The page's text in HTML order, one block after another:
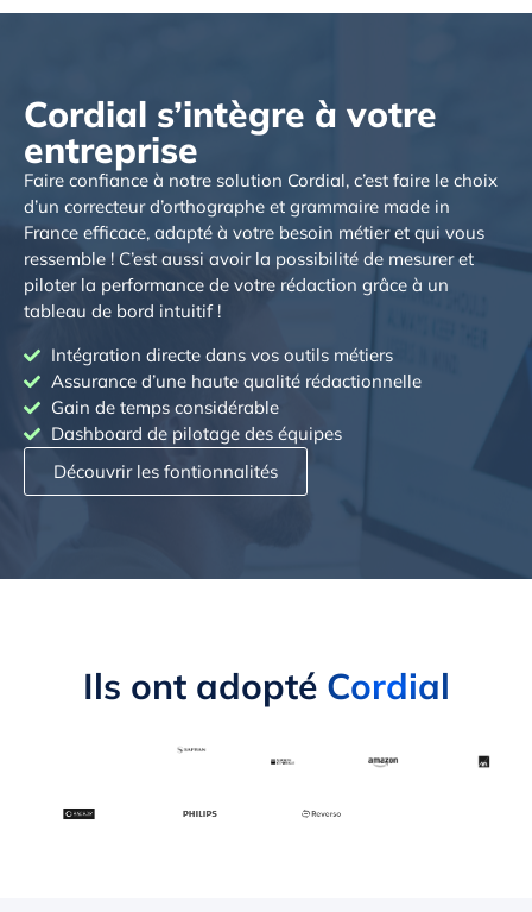
Cordial s’intègre à votre
entreprise
Faire confiance à notre solution Cordial, c’est faire le choix
d’un correcteur d’orthographe et grammaire made in
France efficace, adapté à votre besoin métier et qui vous
ressemble ! C’est aussi avoir la possibilité de mesurer et
piloter la performance de votre rédaction grâce à un
tableau de bord intuitif !
Intégration directe dans vos outils métiers
Assurance d’une haute qualité rédactionnelle
Gain de temps considérable
Dashboard de pilotage des équipes
Découvrir les fontionnalités
Ils ont adopté Cordial